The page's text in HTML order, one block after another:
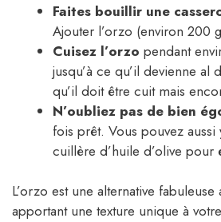
Faites bouillir une
Ajouter l’orzo (environ 200
Cuisez l’orzo pendant
jusqu’à ce qu’il devienne al
qu’il doit être cuit mais
N’oubliez pas de bien
fois prêt. Vous pouvez
cuillère d’huile d’olive pour
L’orzo est une alternative
apportant une texture unique à